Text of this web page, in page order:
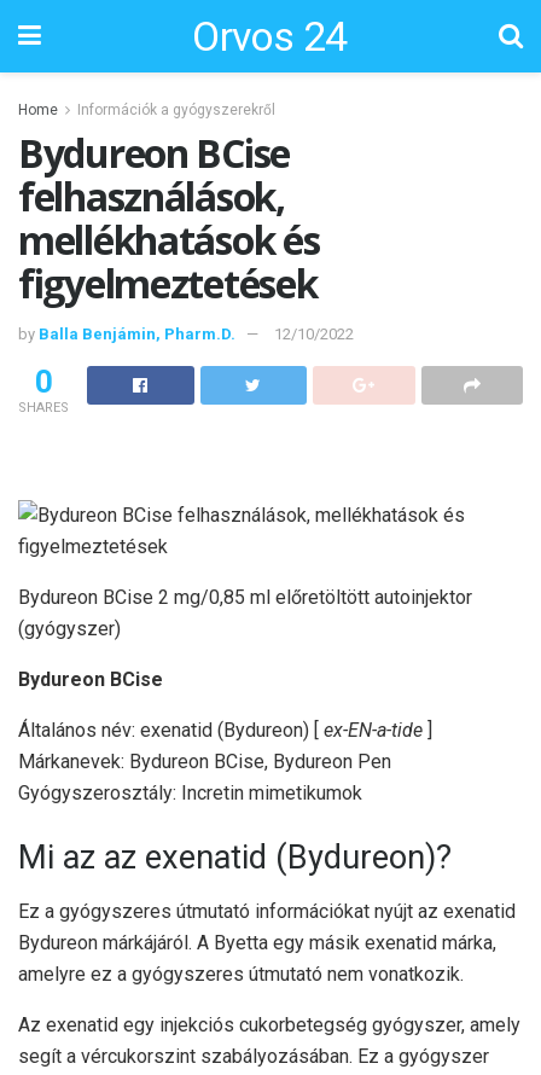
Orvos 24
Home Információk a gyógyszerekről
Bydureon BCise
felhasználások,
mellékhatások és
figyelmeztetések
by Balla Benjámin, Pharm.D. 12/10/2022
0
SHARES
Bydureon BCise 2 mg/0,85 ml előretöltött autoinjektor
(gyógyszer)
Bydureon BCise
Általános név: exenatid (Bydureon) [ ex-EN-a-tide ]
Márkanevek: Bydureon BCise, Bydureon Pen
Gyógyszerosztály: Incretin mimetikumok
Mi az az exenatid (Bydureon)?
Ez a gyógyszeres útmutató információkat nyújt az exenatid
Bydureon márkájáról. A Byetta egy másik exenatid márka,
amelyre ez a gyógyszeres útmutató nem vonatkozik.
Az exenatid egy injekciós cukorbetegség gyógyszer, amely
segít a vércukorszint szabályozásában. Ez a gyógyszer